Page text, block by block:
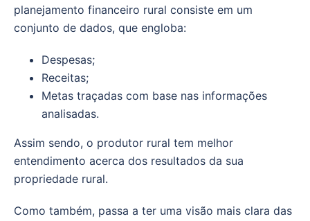
planejamento financeiro rural consiste em um
conjunto de dados, que engloba:
Despesas;
Receitas;
Metas traçadas com base nas informações
analisadas.
Assim sendo, o produtor rural tem melhor
entendimento acerca dos resultados da sua
propriedade rural.
Como também, passa a ter uma visão mais clara das